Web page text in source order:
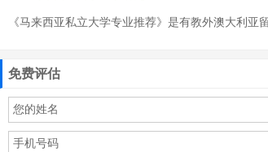
《马来西亚私立大学专业推荐》是有教外澳大利亚
免费评估